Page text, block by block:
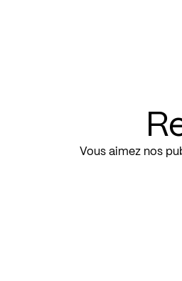
Vous aimez nos